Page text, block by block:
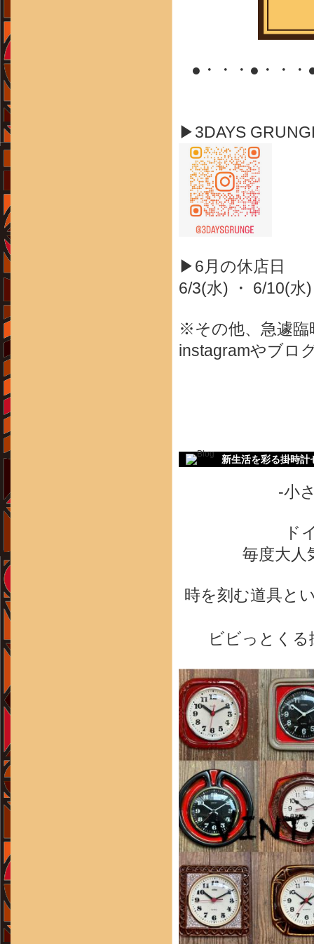
●・・・●・・
▶3DAYS
▶6月の休店日
6/3(水) ・ 6/10(
※その他、急遽臨
instagramやブロ
新生活を彩る掛時
-小
ド
毎度大人
時を刻む道具と
ビビっとく